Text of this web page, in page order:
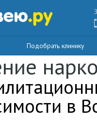
Подобрать клинику
в